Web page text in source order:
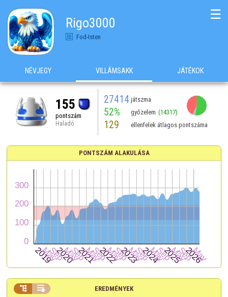
Rigo3000
Fod-Isten
☰
NÉVJEGY VILLÁMSAKK JÁTÉKOK
155
pontszám
Haladó
27414 játszma
52% győzelem (14317)
129 ellenfelek átlagos pontszáma
PONTSZÁM ALAKULÁSA
EREDMÉNYEK
 